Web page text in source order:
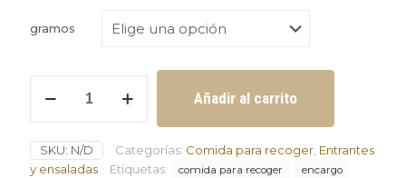
gramos
ibérico
Añadir al carrito
SKU: N/D Categorías: Comida para recoger, Entrantes
y ensaladas
Etiquetas: comida para recoger
encargo